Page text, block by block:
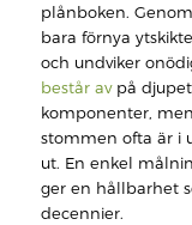
plånboken.
bara förnya
och undviker
består avpå djupet
komponenter,
stommen ofta är i
ut. En enkel
ger en hållbarhet
decennier.